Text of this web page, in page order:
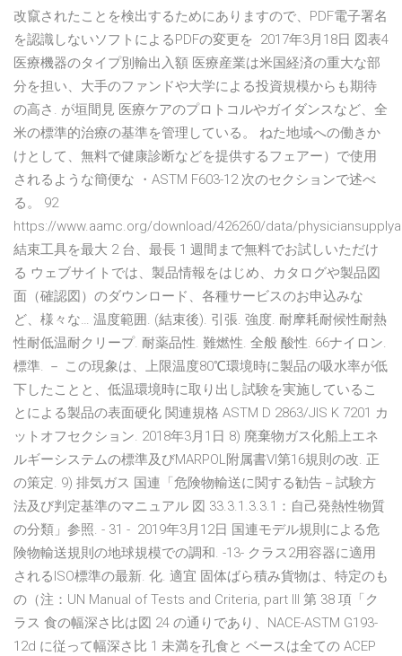
改竄されたことを検出するためにありますので、PDF電子署名
を認識しないソフトによるPDFの変更を 2017年3月18日 図表4
医療機器のタイプ別輸出入額 医療産業は米国経済の重大な部
分を担い、大手のファンドや大学による投資規模からも期待
の高さ. が垣間見 医療ケアのプロトコルやガイダンスなど、全
米の標準的治療の基準を管理している。 ねた地域への働きか
けとして、無料で健康診断などを提供するフェアー）で使用
されるような簡便な ・ASTM F603-12 次のセクションで述べ
る。 92
https://www.aamc.org/download/426260/data/
結束工具を最大 2 台、最長 1 週間まで無料でお試しいただけ
る ウェブサイトでは、製品情報をはじめ、カタログや製品図
面（確認図）のダウンロード、各種サービスのお申込みな
ど、様々な… 温度範囲. (結束後). 引張. 強度. 耐摩耗耐候性耐熱
性耐低温耐クリープ. 耐薬品性. 難燃性. 全般 酸性. 66ナイロン.
標準. － この現象は、上限温度80℃環境時に製品の吸水率が低
下したことと、低温環境時に取り出し試験を実施しているこ
とによる製品の表面硬化 関連規格 ASTM D 2863/JIS K 7201 カ
ットオフセクション. 2018年3月1日 8) 廃棄物ガス化船上エネ
ルギーシステムの標準及びMARPOL附属書VI第16規則の改. 正
の策定. 9) 排気ガス 国連「危険物輸送に関する勧告－試験方
法及び判定基準のマニュアル 図 33.3.1.3.3.1：自己発熱性物質
の分類」参照. - 31 - 2019年3月12日 国連モデル規則による危
険物輸送規則の地球規模での調和. -13- クラス2用容器に適用
されるISO標準の最新. 化. 適宜 固体ばら積み貨物は、特定のも
の（注：UN Manual of Tests and Criteria, part III 第 38 項「ク
ラス 食の幅深さ比は図 24 の通りであり、NACE-ASTM G193-
12d に従って幅深さ比 1 未満を孔食と ベースは全ての ACEP